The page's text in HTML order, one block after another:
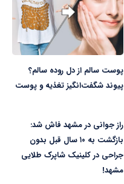
پوست سالم از دل روده سالم؟
پیوند شگفت‌انگیز تغذیه و پوست
راز جوانی در مشهد فاش شد:
بازگشت به ۱۰ سال قبل بدون
جراحی در کلینیک شاپرک طلایی
مشهد!